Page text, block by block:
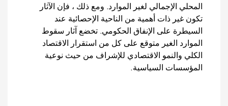
المحلي الإجمالي لغير الموارد. ومع ذلك ، فإن الآثار
تكون غير ذات أهمية من الناحية الإحصائية عند
السيطرة على الإنفاق الحكومي. تخضع آثار سقوط
الموارد الغير متوقع على كل من استقرار الاقتصاد
الكلي والنمو الاقتصادي للإشراف من حيث نوعية
المؤسسات السياسية.